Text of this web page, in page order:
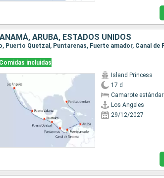
ARUBA, ESTADOS UNIDOS
Comidas incluidas
Island Princess
17 d
Camarote estándar
Los Angeles
29/12/2027